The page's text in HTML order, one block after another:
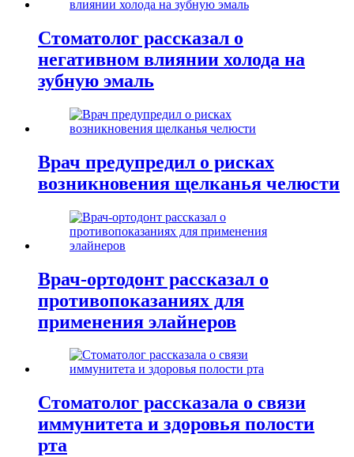
Стоматолог рассказал о
негативном влиянии холода на
зубную эмаль
Врач предупредил о рисках
возникновения щелканья челюсти
Врач-ортодонт рассказал о
противопоказаниях для
применения элайнеров
Стоматолог рассказала о связи
иммунитета и здоровья полости
рта